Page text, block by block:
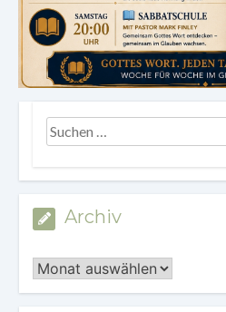
Archiv
Archiv